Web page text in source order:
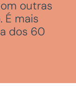
outras
É mais
dos 60